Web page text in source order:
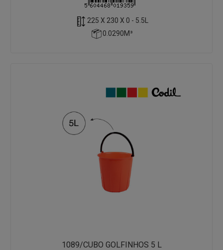
225 X 230 X 0 - 5.5L
0.0290M³
1089/CUBO GOLFINHOS 5 L